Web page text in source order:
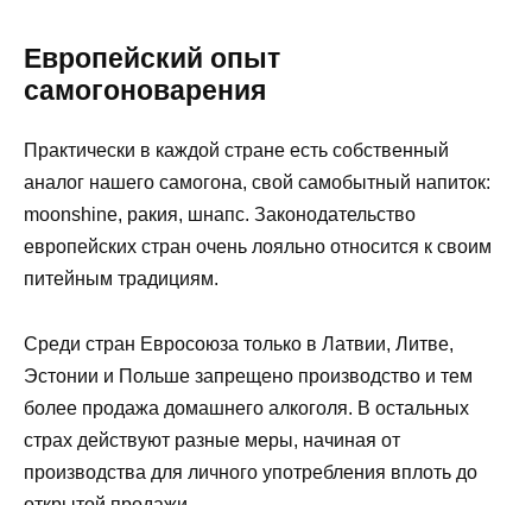
Европейский опыт
самогоноварения
Практически в каждой стране есть собственный
аналог нашего самогона, свой самобытный напиток:
moonshine, ракия, шнапс. Законодательство
европейских стран очень лояльно относится к своим
питейным традициям.
Среди стран Евросоюза только в Латвии, Литве,
Эстонии и Польше запрещено производство и тем
более продажа домашнего алкоголя. В остальных
страх действуют разные меры, начиная от
производства для личного употребления вплоть до